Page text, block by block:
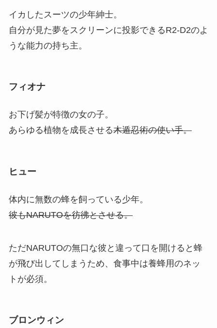
イカしたスーツの少年紳士。
自分が見た夢をスクリーンに投影できるR2-D2のよ
うな能力の持ち主。
フィオナ
お下げ髪が特徴の女の子。
あらゆる植物を成長させる木遁忍術の使い手。
ヒュー
体内に無数の蜂を飼っている少年。
彼もNARUTOを彷彿とさせる。
ただNARUTOの無口な彼と違って口を開けると蜂
が飛び出してしまうため、食事中は養蜂用のネッ
トが必須。
ブロンウィン